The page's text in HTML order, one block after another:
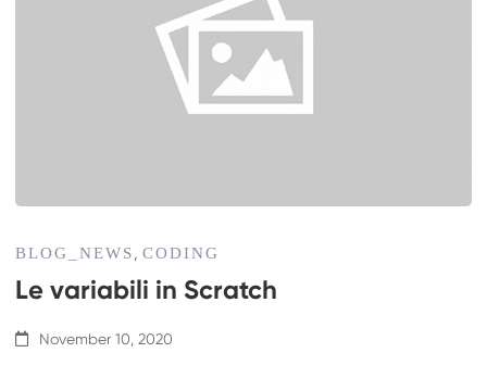
BLOG_NEWS ,CODING
Le variabili in Scratch
November 10, 2020